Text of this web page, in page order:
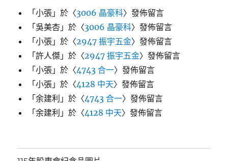
「小張 」於〈3006 晶豪科〉發佈留言
「吳美杏 」於〈3006 晶豪科〉發佈留言
「小張 」於〈2947 振宇五金〉發佈留言
「許人傑 」於〈2947 振宇五金〉發佈留言
「小張 」於〈4743 合一〉發佈留言
「小張 」於〈4128 中天〉發佈留言
「余建利 」於〈4743 合一〉發佈留言
「余建利 」於〈4128 中天〉發佈留言